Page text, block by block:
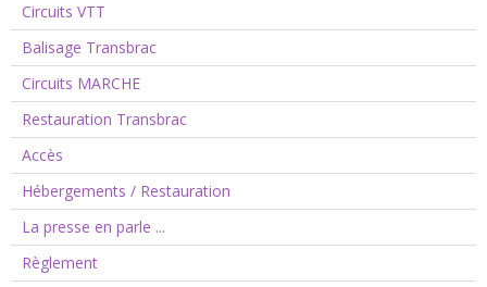
Circuits VTT
Balisage Transbrac
Circuits MARCHE
Restauration Transbrac
Accès
Hébergements / Restauration
La presse en parle ...
Règlement